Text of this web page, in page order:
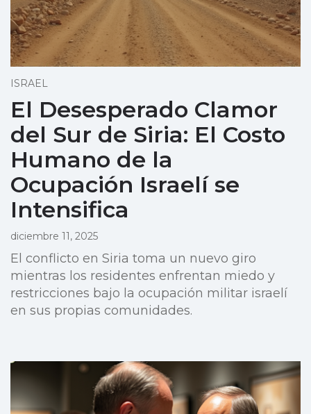
ISRAEL
El Desesperado Clamor
del Sur de Siria: El Costo
Humano de la
Ocupación Israelí se
Intensifica
diciembre 11, 2025
El conflicto en Siria toma un nuevo giro
mientras los residentes enfrentan miedo y
restricciones bajo la ocupación militar israelí
en sus propias comunidades.